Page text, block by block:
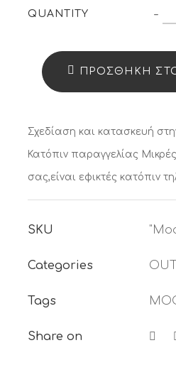
QUANTITY -
ΠΡΟΣΘΉΚΗ
Σχεδίαση και κατασκευή
Κατόπιν παραγγελίας
σας,είναι εφικτές κατόπιν
SKU
Categories
Tags
Share on